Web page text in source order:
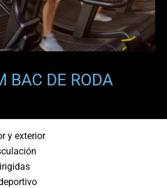
BAC DE RODA
y exterior